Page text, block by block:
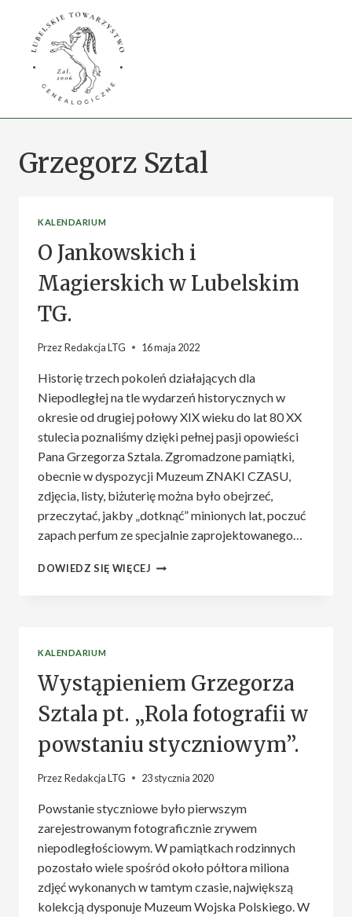
Grzegorz Sztal
KALENDARIUM
O Jankowskich i
Magierskich w Lubelskim
TG.
PrzezRedakcja LTG 16 maja 2022
Historię trzech pokoleń działających dla
Niepodległej na tle wydarzeń historycznych w
okresie od drugiej połowy XIX wieku do lat 80 XX
stulecia poznaliśmy dzięki pełnej pasji opowieści
Pana Grzegorza Sztala. Zgromadzone pamiątki,
obecnie w dyspozycji Muzeum ZNAKI CZASU,
zdjęcia, listy, biżuterię można było obejrzeć,
przeczytać, jakby „dotknąć” minionych lat, poczuć
zapach perfum ze specjalnie zaprojektowanego…
DOWIEDZ SIĘ WIĘCEJ
KALENDARIUM
Wystąpieniem Grzegorza
Sztala pt. „Rola fotografii w
powstaniu styczniowym”.
PrzezRedakcja LTG 23 stycznia 2020
Powstanie styczniowe było pierwszym
zarejestrowanym fotograficznie zrywem
niepodległościowym. W pamiątkach rodzinnych
pozostało wiele spośród około półtora miliona
zdjęć wykonanych w tamtym czasie, największą
kolekcją dysponuje Muzeum Wojska Polskiego. W